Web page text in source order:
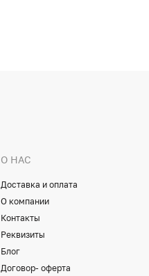
О НАС
Доставка и оплата
О компании
Контакты
Реквизиты
Блог
Договор- оферта